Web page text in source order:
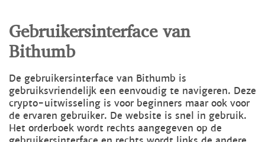
Gebruikersinterface van
Bithumb
De gebruikersinterface van Bithumb is
gebruiksvriendelijk een eenvoudig te navigeren. Deze
crypto-uitwisseling is voor beginners maar ook voor
de ervaren gebruiker. De website is snel in gebruik.
Het orderboek wordt rechts aangegeven op de